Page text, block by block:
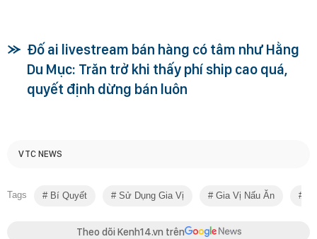
Đố ai livestream bán hàng có tâm như Hằng
Du Mục: Trăn trở khi thấy phí ship cao quá,
quyết định dừng bán luôn
VTC NEWS
Tags Bí Quyết Sử Dụng Gia Vị Gia Vị Nấu Ăn
Theo dõi Kenh14.vn trên